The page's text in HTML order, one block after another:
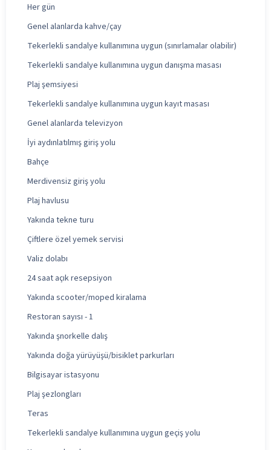
Her gün
Genel alanlarda kahve/çay
Tekerlekli sandalye kullanımına uygun (sınırlamalar olabilir)
Tekerlekli sandalye kullanımına uygun danışma masası
Plaj şemsiyesi
Tekerlekli sandalye kullanımına uygun kayıt masası
Genel alanlarda televizyon
İyi aydınlatılmış giriş yolu
Bahçe
Merdivensiz giriş yolu
Plaj havlusu
Yakında tekne turu
Çiftlere özel yemek servisi
Valiz dolabı
24 saat açık resepsiyon
Yakında scooter/moped kiralama
Restoran sayısı - 1
Yakında şnorkelle dalış
Yakında doğa yürüyüşü/bisiklet parkurları
Bilgisayar istasyonu
Plaj şezlongları
Teras
Tekerlekli sandalye kullanımına uygun geçiş yolu